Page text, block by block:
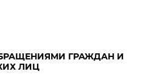
ГРАЖДАН И
ЛИЦ